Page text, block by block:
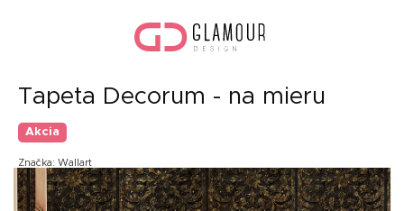
Tapeta Decorum - na mieru
Akcia
Značka: Wallart